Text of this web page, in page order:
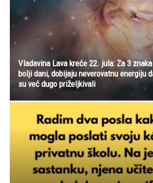
Vladavina Lava kreće 22. jula: Za 3
bolji dani, dobijaju neverovatnu energiju
su već dugo priželjkivali